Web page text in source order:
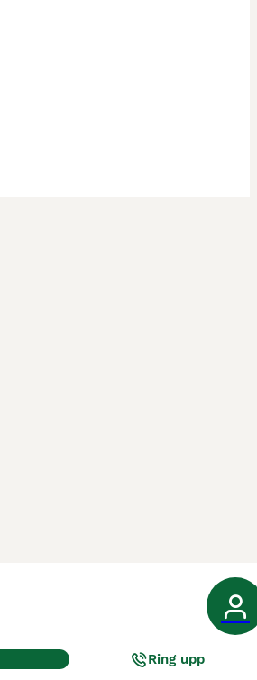
Ring upp